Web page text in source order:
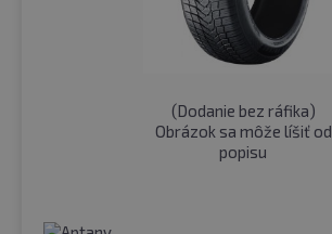
(Dodanie bez ráfika)
Obrázok sa môže líšiť od
popisu